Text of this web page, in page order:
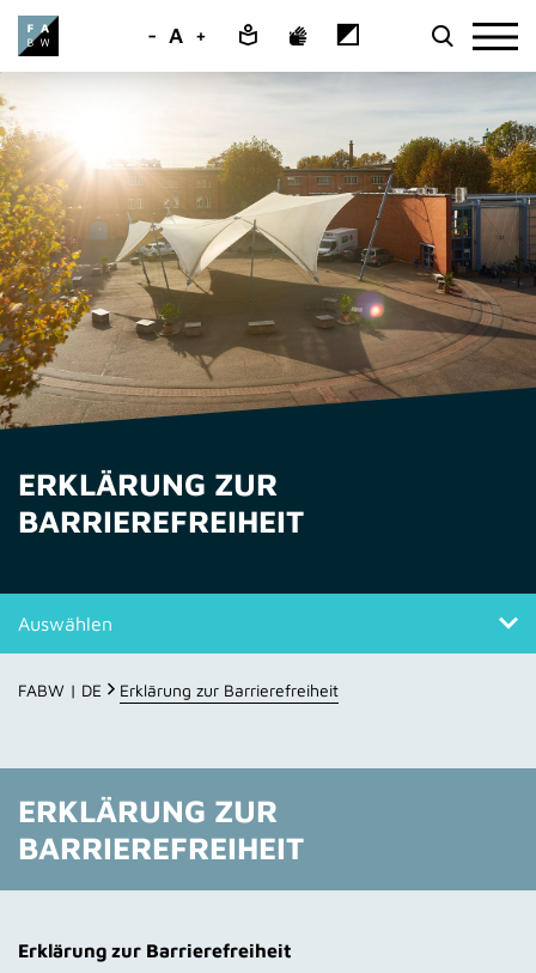
- A +
ERKLÄRUNG ZUR
BARRIEREFREIHEIT
Auswählen
Erklärung zur Barrierefreiheit
FABW | DE Erklärung zur Barrierefreiheit
ERKLÄRUNG ZUR
BARRIEREFREIHEIT
Erklärung zur Barrierefreiheit